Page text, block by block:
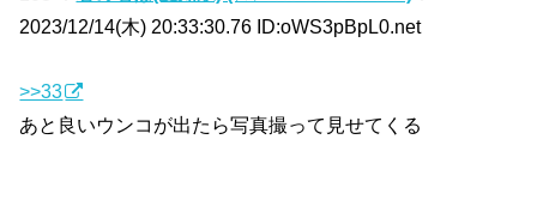
2023/12/14(木) 20:33:30.76 ID:oWS3pBpL0.net
>>33
あと良いウンコが出たら写真撮って見せてくる